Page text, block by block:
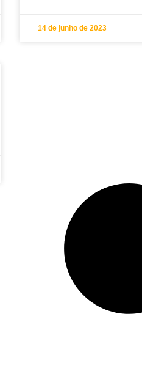
14 de junho de 2023